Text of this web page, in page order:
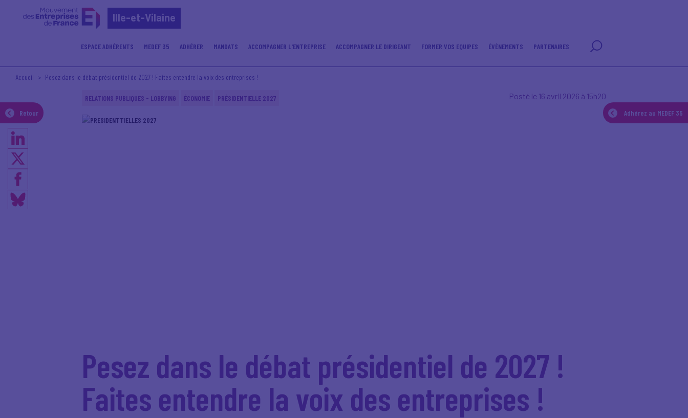
Ille-et-Vilaine
ESPACE ADHÉRENTS MEDEF 35 ADHÉRER MANDATS ACCOMPAGNER L'ENTREPRISE ACCOMPAGNER LE DIRIGEANT FORMER VOS EQUIPES ÉVÈNEMENTS PARTENAIRES
Retour Adhérez au MEDEF 35
Accueil Pesez dans le débat présidentiel de 2027 ! Faites entendre la voix des entreprises !
RELATIONS PUBLIQUES - LOBBYING ÉCONOMIE PRÉSIDENTIELLE 2027 Posté le 16 avril 2026 à 15h20
Pesez dans le débat présidentiel de 2027 !
Faites entendre la voix des entreprises !